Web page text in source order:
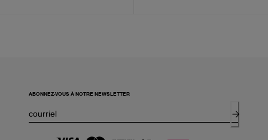
ABONNEZ-VOUS À NOTRE NEWSLETTER